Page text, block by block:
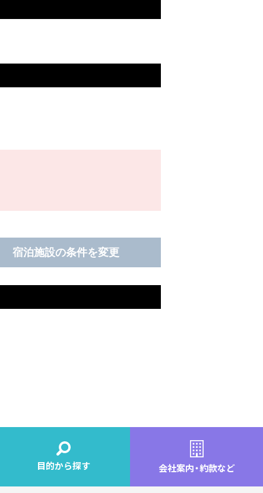
宿泊施設の条件を変更
目的から探す 会社案内・約款など